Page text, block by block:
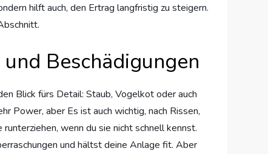
hilft auch, den Ertrag langfristig zu steigern.
Beschädigungen
Blick fürs Detail: Staub, Vogelkot oder auch
Power, aber Es ist auch wichtig, nach Rissen,
wenn du sie nicht schnell kennst.
und hältst deine Anlage fit. Aber